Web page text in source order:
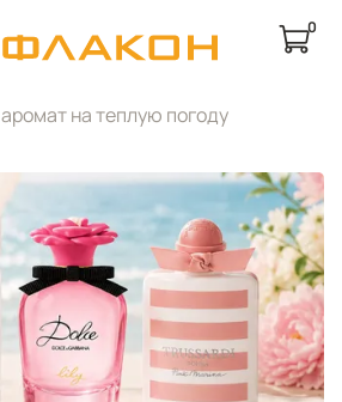
0
аромат на теплую погоду